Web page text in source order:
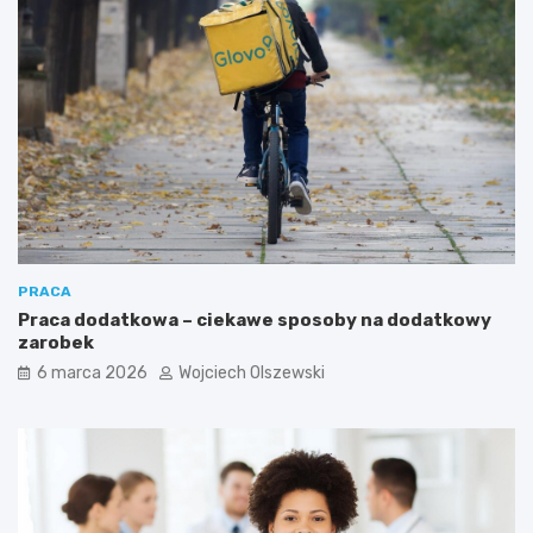
o
w
i
e
d
z
i
e
ć
?
PRACA
Praca dodatkowa – ciekawe sposoby na dodatkowy
zarobek
6 marca 2026 Wojciech Olszewski